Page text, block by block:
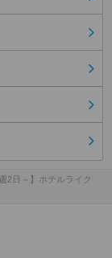
2日～】ホテルライク